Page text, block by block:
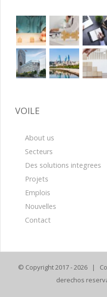
VOILE
About us
Secteurs
Des solutions integrees
Projets
Emplois
Nouvelles
Contact
© Copyright 2017 -2026 |
derechos